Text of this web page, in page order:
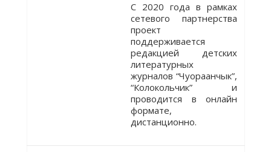
С 2020 года в рамках
сетевого партнерства
проект
поддерживается
редакцией детских
литературных
журналов “Чуораанчык”,
“Колокольчик” и
проводится в онлайн
формате,
дистанционно.